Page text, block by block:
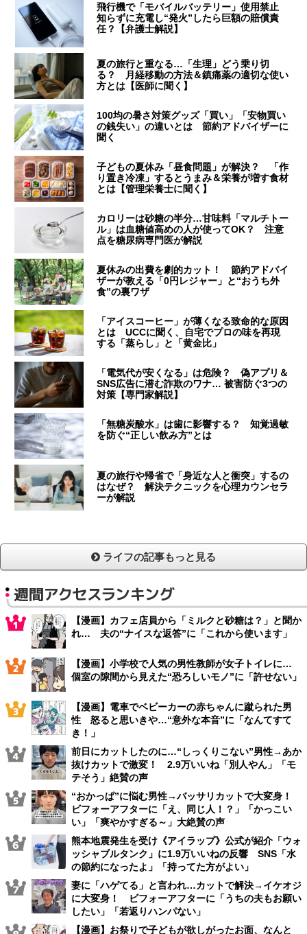
飛行機で「モバイルバッテリー」使用禁止
知らずに充電し“発火”したら巨額の賠償責
任？【弁護士解説】
夏の旅行と重なる…「生理」どう乗り切
る？ 月経移動の方法＆鎮痛薬の適切な使い
方とは【医師に聞く】
100均の暑さ対策グッズ「買い」「安物買い
の銭失い」の違いとは 節約アドバイザーに
聞く
子どもの夏休み「昼食問題」が解決？ 「作
り置き冷凍」するとうまみ＆栄養が増す食材
とは【管理栄養士に聞く】
カロリーは砂糖の半分…甘味料「マルチトー
ル」は血糖値高めの人が使ってOK？ 注意
点を糖尿病専門医が解説
夏休みの出費を劇的カット！ 節約アドバイ
ザーが教える「0円レジャー」と“おうち外
食”の裏ワザ
「アイスコーヒー」が薄くなる致命的な原因
とは UCCに聞く、自宅でプロの味を再現
する「蒸らし」と「黄金比」
「電気代が安くなる」は危険？ 偽アプリ＆
SNS広告に潜む詐欺のワナ… 被害防ぐ3つの
対策【専門家解説】
「無糖炭酸水」は歯に影響する？ 知覚過敏
を防ぐ“正しい飲み方”とは
夏の旅行や帰省で「身近な人と衝突」するの
はなぜ？ 解決テクニックを心理カウンセラ
ーが解説
ライフの記事もっと見る
週間アクセスランキング
【漫画】カフェ店員から「ミルクと砂糖は？」と聞か
れ… 夫の“ナイスな返答”に「これから使います」
【漫画】小学校で人気の男性教師が女子トイレに…
個室の隙間から見えた“恐ろしいモノ”に「許せない」
【漫画】電車でベビーカーの赤ちゃんに蹴られた男
性 怒ると思いきや…“意外な本音”に「なんてすて
き！」
前日にカットしたのに…“しっくりこない”男性→あか
抜けカットで激変！ 2.9万いいね「別人やん」「モ
テそう」絶賛の声
“おかっぱ”に悩む男性→バッサリカットで大変身！
ビフォーアフターに「え、同じ人！？」「かっこい
い」「爽やかすぎる～」大絶賛の声
熊本地震発生を受け《アイラップ》公式が紹介「ウォ
ッシャブルタンク」に1.9万いいねの反響 SNS「水
の節約になったよ」「持ってた方がよい」
妻に「ハゲてる」と言われ…カットで解決→イケオジ
に大変身！ ビフォーアフターに「うちの夫もお願い
したい」「若返りハンパない」
【漫画】お祭りで子どもが欲しがったお面、なんと